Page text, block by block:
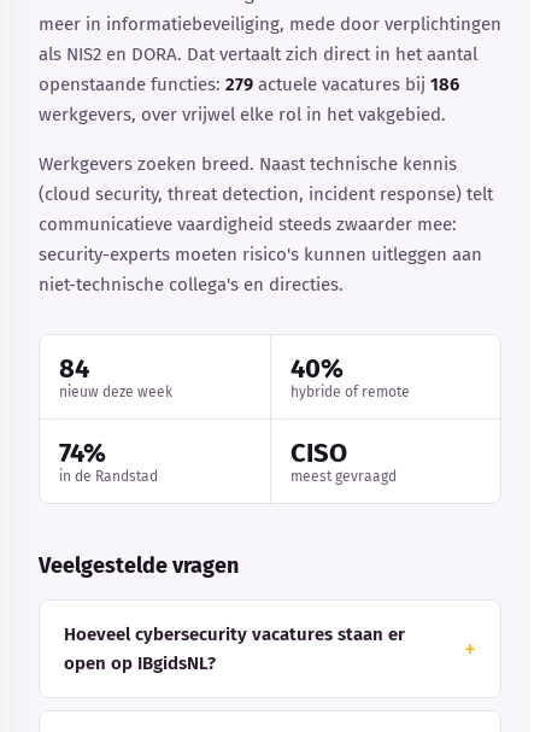
meer in informatiebeveiliging, mede door verplichtingen
als NIS2 en DORA. Dat vertaalt zich direct in het aantal
openstaande functies: 279 actuele vacatures bij 186
werkgevers, over vrijwel elke rol in het vakgebied.
Werkgevers zoeken breed. Naast technische kennis
(cloud security, threat detection, incident response) telt
communicatieve vaardigheid steeds zwaarder mee:
security-experts moeten risico's kunnen uitleggen aan
niet-technische collega's en directies.
84
nieuw deze week
40%
hybride of remote
74%
in de Randstad
CISO
meest gevraagd
Veelgestelde vragen
Hoeveel cybersecurity vacatures staan er
open op IBgidsNL?